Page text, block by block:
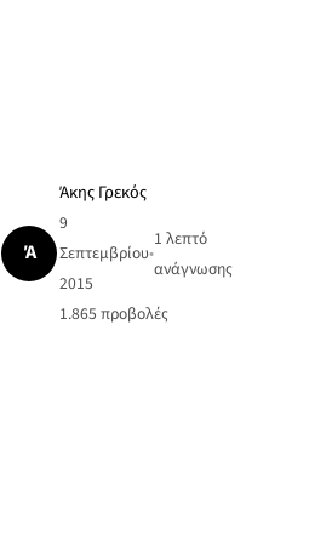
Ά
Άκης Γρεκός
9
Σεπτεμβρίου
2015
•
1 λεπτό
ανάγνωσης
1.865 προβολές